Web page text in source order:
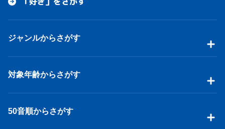
ジャンルからさがす
対象年齢からさがす
50音順からさがす